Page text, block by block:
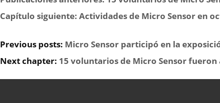
Capítulo siguiente: Actividades de Micro Sensor en
Previous posts: Micro Sensor participó en la
Next chapter: 15 voluntarios de Micro Sensor